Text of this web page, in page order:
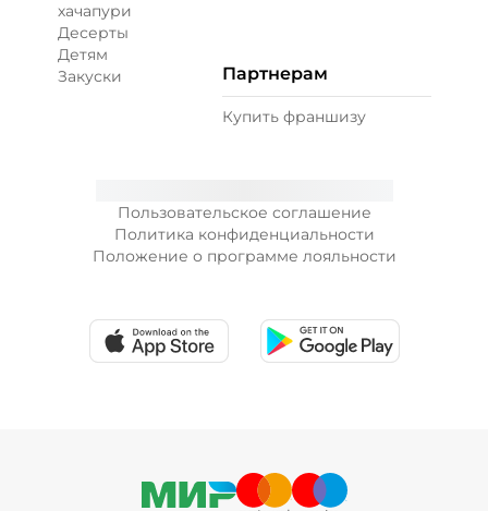
Пользовательское соглашение
Политика конфиденциальности
Положение о программе лояльности
хачапури
Десерты
Детям
Закуски
Партнерам
Купить франшизу